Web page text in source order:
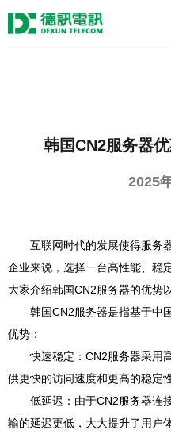
韩国CN2服务器
2025
互联网时代的发展使得服务
企业来说，选择一台高性能、稳
大家介绍韩国CN2服务器的优势
韩国CN2服务器是指基于中
优势：
快速稳定：CN2服务器采用
供更快的访问速度和更高的稳定性
低延迟：由于CN2服务器连
输的延迟更低，大大提升了用户体